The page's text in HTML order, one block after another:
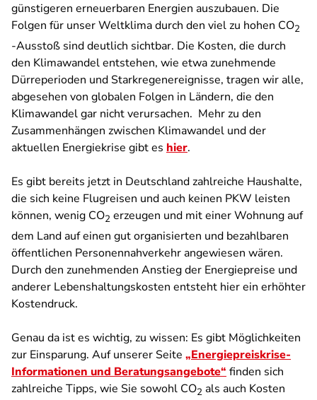
günstigeren erneuerbaren Energien auszubauen. Die
Folgen für unser Weltklima durch den viel zu hohen CO2
-Ausstoß sind deutlich sichtbar. Die Kosten, die durch
den Klimawandel entstehen, wie etwa zunehmende
Dürreperioden und Starkregenereignisse, tragen wir alle,
abgesehen von globalen Folgen in Ländern, die den
Klimawandel gar nicht verursachen. Mehr zu den
Zusammenhängen zwischen Klimawandel und der
aktuellen Energiekrise gibt es hier.
Es gibt bereits jetzt in Deutschland zahlreiche Haushalte,
die sich keine Flugreisen und auch keinen PKW leisten
können, wenig CO2 erzeugen und mit einer Wohnung auf
dem Land auf einen gut organisierten und bezahlbaren
öffentlichen Personennahverkehr angewiesen wären.
Durch den zunehmenden Anstieg der Energiepreise und
anderer Lebenshaltungskosten entsteht hier ein erhöhter
Kostendruck.
Genau da ist es wichtig, zu wissen: Es gibt Möglichkeiten
zur Einsparung. Auf unserer Seite „Energiepreiskrise-
Informationen und Beratungsangebote“ finden sich
zahlreiche Tipps, wie Sie sowohl CO2 als auch Kosten